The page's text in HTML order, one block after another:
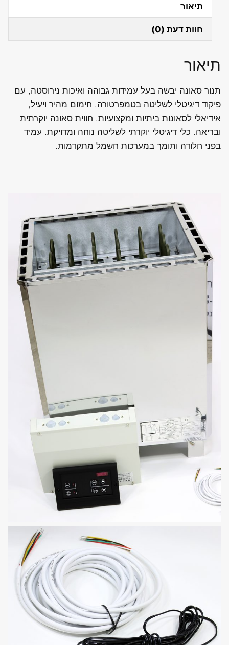
גוף
פיקוד
תיאור
חוות דעת (0)
תיאור
תנור סאונה יבשה בעל עמידות גבוהה ואיכות נירוסטה, עם
פיקוד דיגיטלי לשליטה בטמפרטורה. חימום מהיר ויעיל,
אידיאלי לסאונות ביתיות ומקצועיות. חווית סאונה יוקרתית
ובריאה. כלי דיגיטלי יוקרתי לשליטה נוחה ומדויקת. עמיד
בפני חלודה ותומך במערכות חשמל מתקדמות.